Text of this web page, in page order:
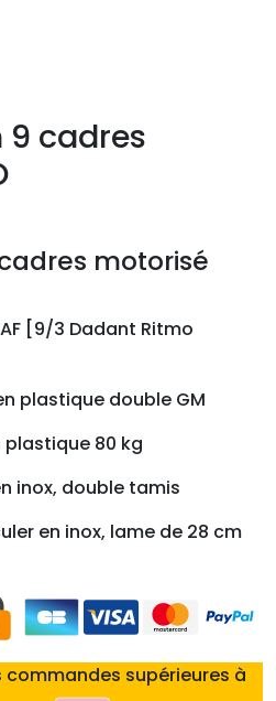
cadres
motorisé
[9/3 Dadant Ritmo
plastique double GM
plastique 80 kg
inox, double tamis
en inox, lame de 28 cm
commandes supérieures à